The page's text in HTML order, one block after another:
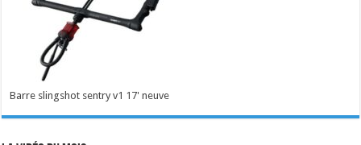
Barre slingshot sentry v1 17' neuve